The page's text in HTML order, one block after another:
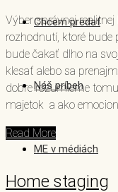
Chcem predať
Náš príbeh
ME v médiách
Výber správnej
rozhodnutí, ktoré
bude čakať dlho na
klesať alebo sa
dobre rozumieme
majetok a ako
Read More
Home staging